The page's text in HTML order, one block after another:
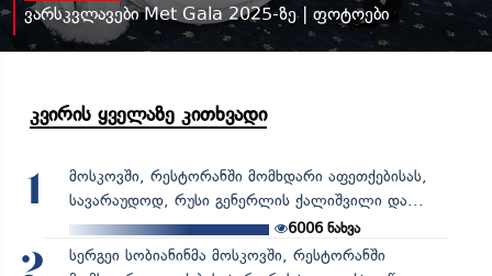
ვარსკვლავები Met Gala 2025-ზე | ფოტოები
კვირის ყველაზე კითხვადი
1
მოსკოვში, რესტორანში მომხდარი აფეთქებისას,
სავარაუდოდ, რუსი გენერლის ქალიშვილი და...
6006ნახვა
სერგეი სობიანინმა მოსკოვში, რესტორანში